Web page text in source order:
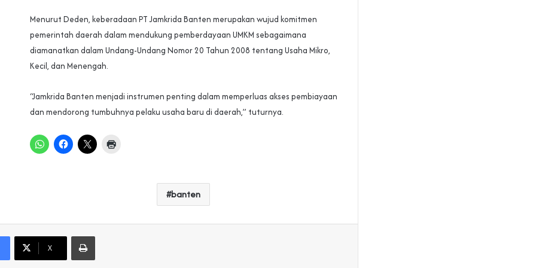
Menurut Deden, keberadaan PT Jamkrida Banten merupakan wujud komitmen
pemerintah daerah dalam mendukung pemberdayaan UMKM sebagaimana
diamanatkan dalam Undang-Undang Nomor 20 Tahun 2008 tentang Usaha Mikro,
Kecil, dan Menengah.‎‎
“Jamkrida Banten menjadi instrumen penting dalam memperluas akses pembiayaan
dan mendorong tumbuhnya pelaku usaha baru di daerah,” tuturnya. ‎
banten
X
Print